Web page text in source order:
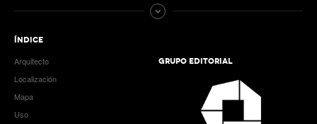
ÍNDICE
Arquitecto
Localización
Mapa
Uso
GRUPO EDITORIAL